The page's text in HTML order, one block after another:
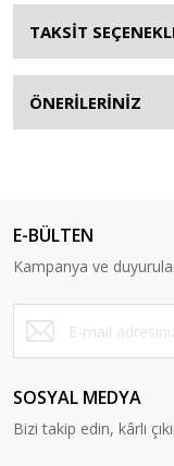
TAKSİT
ÖNERİLERİNİZ
E-BÜLTEN
Kampanya ve
SOSYAL MEDYA
Bizi takip edin, kârlı